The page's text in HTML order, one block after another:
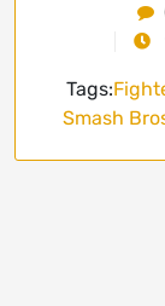
Tags:
Smash